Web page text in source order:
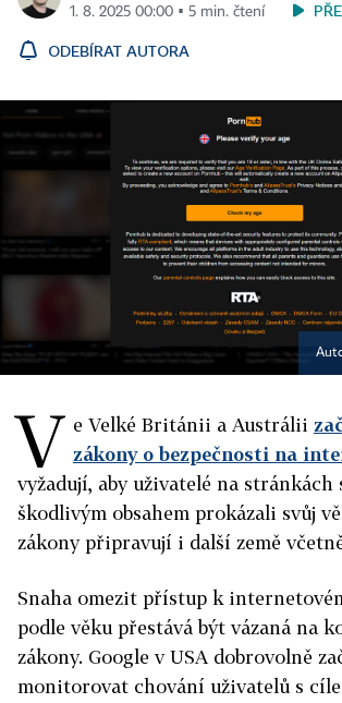
1. 8. 2025 00:00 ▪ 5 min. čtení
ODEBÍRAT AUTORA
V e Velké Británii a Austrálii
zákony o bezpečnosti na
vyžadují, aby uživatelé na stránkách
škodlivým obsahem prokázali svůj
zákony připravují i další země
Snaha omezit přístup k
podle věku přestává být vázaná na
zákony. Google v USA dobrovolně
monitorovat chování uživatelů s